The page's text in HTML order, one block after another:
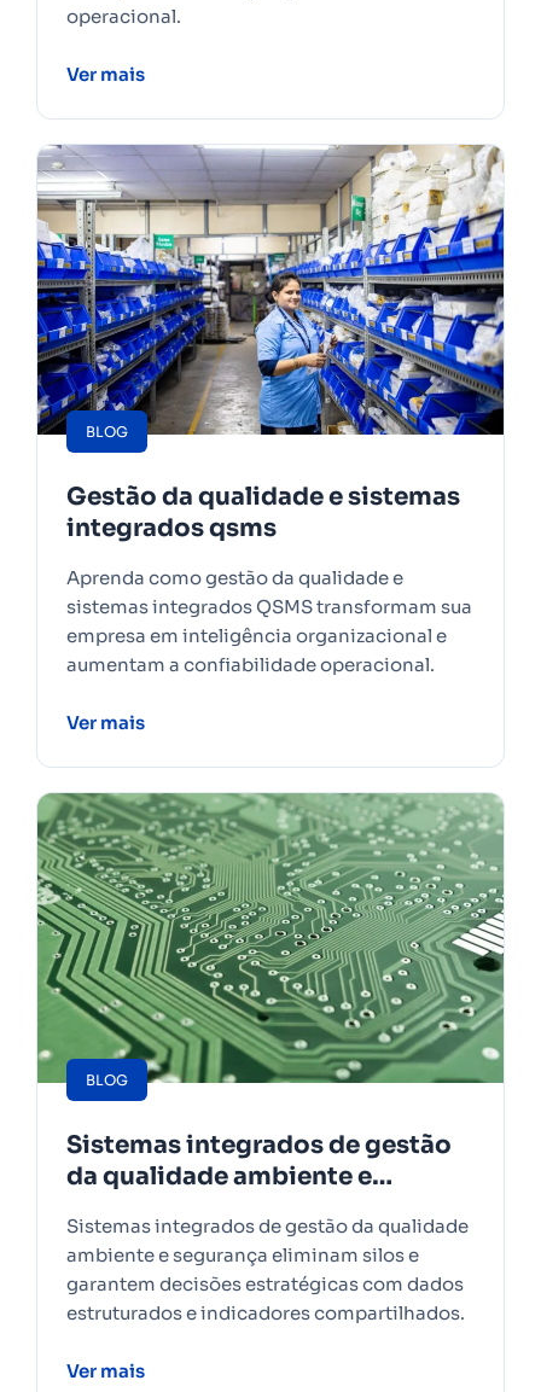
operacional.
Ver mais
BLOG
Gestão da qualidade e sistemas
integrados qsms
Aprenda como gestão da qualidade e
sistemas integrados QSMS transformam sua
empresa em inteligência organizacional e
aumentam a confiabilidade operacional.
Ver mais
BLOG
Sistemas integrados de gestão
da qualidade ambiente e
Sistemas integrados de gestão da qualidade
ambiente e segurança eliminam silos e
garantem decisões estratégicas com dados
estruturados e indicadores compartilhados.
Ver mais